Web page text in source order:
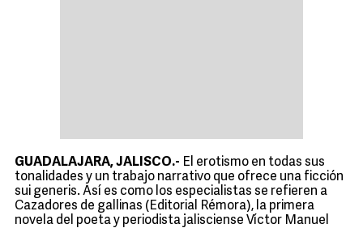
GUADALAJARA, JALISCO.- El erotismo en todas sus
tonalidades y un trabajo narrativo que ofrece una ficción
sui generis. Así es como los especialistas se refieren a
Cazadores de gallinas (Editorial Rémora), la primera
novela del poeta y periodista jalisciense Víctor Manuel